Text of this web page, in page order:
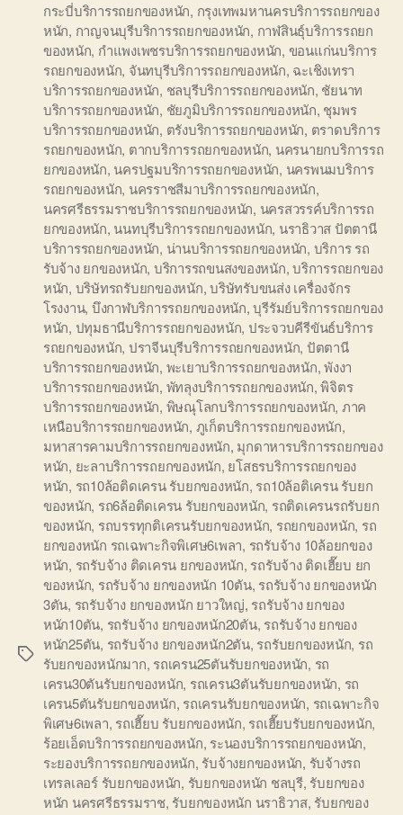
Tags
กระบี่บริการรถยกของหนัก, กรุงเทพมหานครบริการรถยกของ
หนัก, กาญจนบุรีบริการรถยกของหนัก, กาฬสินธุ์บริการรถยก
ของหนัก, กำแพงเพชรบริการรถยกของหนัก, ขอนแก่นบริการ
รถยกของหนัก, จันทบุรีบริการรถยกของหนัก, ฉะเชิงเทรา
บริการรถยกของหนัก, ชลบุรีบริการรถยกของหนัก, ชัยนาท
บริการรถยกของหนัก, ชัยภูมิบริการรถยกของหนัก, ชุมพร
บริการรถยกของหนัก, ตรังบริการรถยกของหนัก, ตราดบริการ
รถยกของหนัก, ตากบริการรถยกของหนัก, นครนายกบริการรถ
ยกของหนัก, นครปฐมบริการรถยกของหนัก, นครพนมบริการ
รถยกของหนัก, นครราชสีมาบริการรถยกของหนัก,
นครศรีธรรมราชบริการรถยกของหนัก, นครสวรรค์บริการรถ
ยกของหนัก, นนทบุรีบริการรถยกของหนัก, นราธิวาส ปัตตานี
บริการรถยกของหนัก, น่านบริการรถยกของหนัก, บริการ รถ
รับจ้าง ยกของหนัก, บริการรถขนสงของหนัก,บริการรถยกของ
หนัก, บริษัทรถรับยกของหนัก,บริษัทรับขนส่ง เครื่องจักร
โรงงาน, บึงกาฬบริการรถยกของหนัก,บุรีรัมย์บริการรถยกของ
หนัก, ปทุมธานีบริการรถยกของหนัก, ประจวบคีรีขันธ์บริการ
รถยกของหนัก, ปราจีนบุรีบริการรถยกของหนัก, ปัตตานี
บริการรถยกของหนัก, พะเยาบริการรถยกของหนัก,พังงา
บริการรถยกของหนัก, พัทลุงบริการรถยกของหนัก,พิจิตร
บริการรถยกของหนัก, พิษณุโลกบริการรถยกของหนัก, ภาค
เหนือบริการรถยกของหนัก, ภูเก็ตบริการรถยกของหนัก,
มหาสารคามบริการรถยกของหนัก, มุกดาหารบริการรถยกของ
หนัก, ยะลาบริการรถยกของหนัก, ยโสธรบริการรถยกของ
หนัก, รถ10ล้อติดเครน รับยกของหนัก, รถ10ล้อติเครน รับยก
ของหนัก, รถ6ล้อติดเครน รับยกของหนัก, รถติดเครนรถรับยก
ของหนัก, รถบรรทุกติเครนรับยกของหนัก, รถยกของหนัก, รถ
ยกของหนัก รถเฉพาะกิจพิเศษ6เพลา, รถรับจ้าง 10ล้อยกของ
หนัก, รถรับจ้าง ติดเครน ยกของหนัก, รถรับจ้าง ติดเฮี๊ยบ ยก
ของหนัก, รถรับจ้าง ยกของหนัก 10ตัน, รถรับจ้าง ยกของหนัก
3ตัน, รถรับจ้าง ยกของหนัก ยาวใหญ่, รถรับจ้าง ยกของ
หนัก10ตัน, รถรับจ้าง ยกของหนัก20ตัน, รถรับจ้าง ยกของ
หนัก25ตัน, รถรับจ้าง ยกของหนัก2ตัน, รถรับยกของหนัก, รถ
รับยกของหนักมาก, รถเครน25ตันรับยกของหนัก, รถ
เครน30ตันรับยกของหนัก, รถเครน3ตันรับยกของหนัก, รถ
เครน5ตันรับยกของหนัก, รถเครนรับยกของหนัก, รถเฉพาะกิจ
พิเศษ6เพลา, รถเฮี๊ยบ รับยกของหนัก, รถเฮี๊ยบรับยกของหนัก,
ร้อยเอ็ดบริการรถยกของหนัก, ระนองบริการรถยกของหนัก,
ระยองบริการรถยกของหนัก, รับจ้างยกของหนัก, รับจ้างรถ
เทรลเลอร์ รับยกของหนัก, รับยกของหนัก ชลบุรี, รับยกของ
หนัก นครศรีธรรมราช, รับยกของหนัก นราธิวาส, รับยกของ